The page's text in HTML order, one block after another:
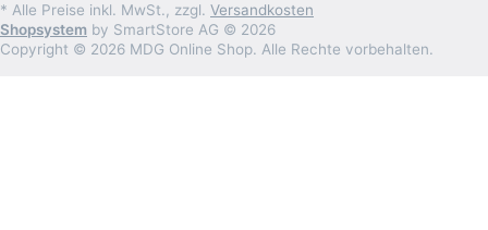
* Alle Preise inkl. MwSt., zzgl. Versandkosten
Shopsystem by SmartStore AG © 2026
Copyright © 2026 MDG Online Shop. Alle Rechte vorbehalten.